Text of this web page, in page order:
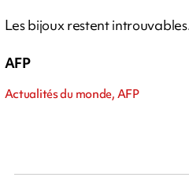
Les bijoux restent
AFP
Actualités du monde, AFP